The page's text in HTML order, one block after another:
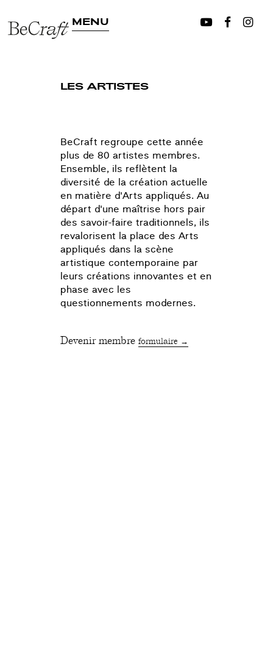
MENU
LES ARTISTES
BeCraft regroupe cette année
plus de 80 artistes membres.
Ensemble, ils reflètent la
diversité de la création actuelle
en matière d'Arts appliqués. Au
départ d'une maîtrise hors pair
des savoir-faire traditionnels, ils
revalorisent la place des Arts
appliqués dans la scène
artistique contemporaine par
leurs créations innovantes et en
phase avec les
questionnements modernes.
Devenir membre formulaire →